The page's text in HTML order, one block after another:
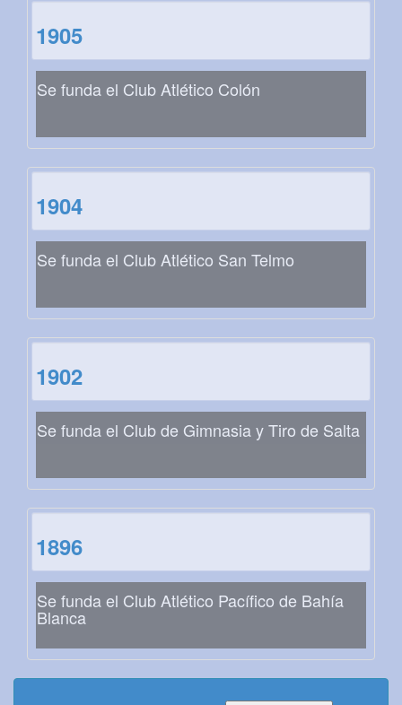
1905
Se funda el Club Atlético Colón
1904
Se funda el Club Atlético San Telmo
1902
Se funda el Club de Gimnasia y Tiro de Salta
1896
Se funda el Club Atlético Pacífico de Bahía
Blanca